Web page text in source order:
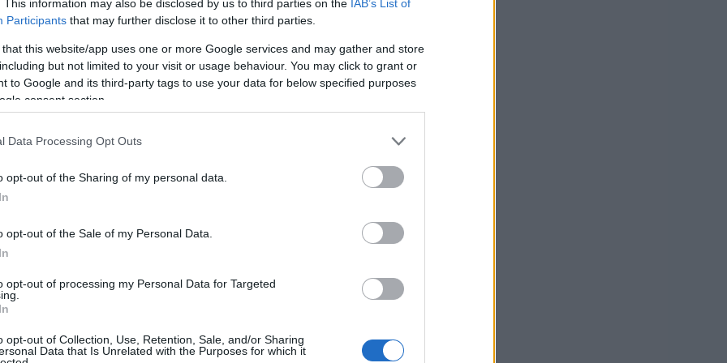
This information may also be disclosed by us to third parties on the IAB’s List of
Participants that may further disclose it to other third parties.
that this website/app uses one or more Google services and may gather and store
but not limited to your visit or usage behaviour. You may click to grant or
to Google and its third-party tags to use your data for below specified purposes
consent section.
Data Processing Opt Outs
opt-out of the Sharing of my personal data.
opt-out of the Sale of my Personal Data.
opt-out of processing my Personal Data for Targeted
opt-out of Collection, Use, Retention, Sale, and/or Sharing
Data that Is Unrelated with the Purposes for which it
Preizkusi zdaj
Radencih. Za ta cilj sem se intenzivno pripravljal kar 18 tednov –
z bodcem ni izšlo. Po tistem razočaranju sem resno razmišljal,
nekaj strahu in nešteto vprašanj, ali bo telo zdržalo. A se je izšlo
okoli 3:35 na kilometer. Kljub krčem na 33. kilometru, zaradi